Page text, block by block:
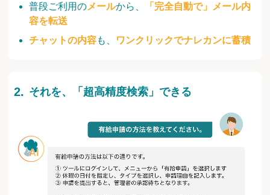
普段ご利用のメールから、
「完全自動で」メール内
容を転送
チャットの内容も、 ワンクリックでナレカンに蓄積
それを、「超高精度検索」できる